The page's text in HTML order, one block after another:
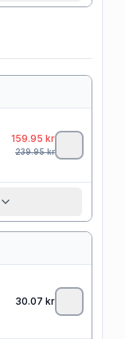
159.95 kr
239.95kr
30.07 kr